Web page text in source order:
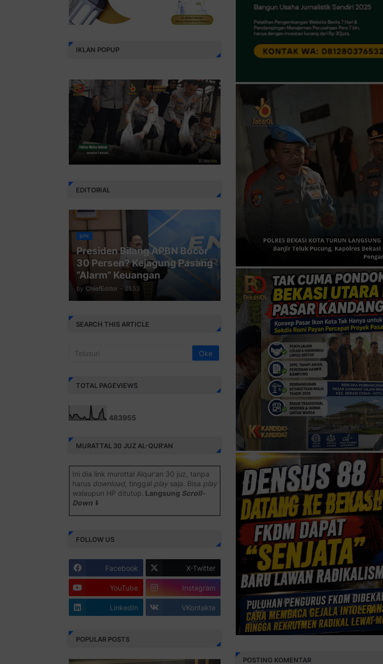
POSTING KOMENTAR
IKLAN POPUP
EDITORIAL
BPK
Presiden Bilang APBN Bocor
30 Persen? Kejagung Pasang
“Alarm” Keuangan
by ChiefEditor - 21.53
SEARCH THIS ARTICLE
TOTAL PAGEVIEWS
483955
MURATTAL 30 JUZ AL-QUR'AN
Ini dia link murottal Alqur'an 30 juz, tanpa
harus download, tinggal playsaja. Bisa play
walaupun HP ditutup. Langsung Scroll-
Down⬇️
Juz 1 ⇨http://j.mp/2b8SiNO
Juz 2 ⇨http://j.mp/2b8RJmQ
Juz 3 ⇨http://j.mp/2bFSrtF
Juz 4 ⇨http://j.mp/2b8SXi3
Juz 5 ⇨http://j.mp/2b8RZm3
Juz 6 ⇨http://j.mp/28MBohs
Juz 7 ⇨http://j.mp/2bFRIZC
FOLLOW US
Facebook X-Twitter
YouTube Instagram
LinkedIn VKontakte
POPULAR POSTS